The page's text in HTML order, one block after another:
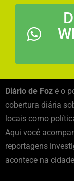
Diário de Foz é o
cobertura diária
locais como
Aqui você
reportagens
acontece na